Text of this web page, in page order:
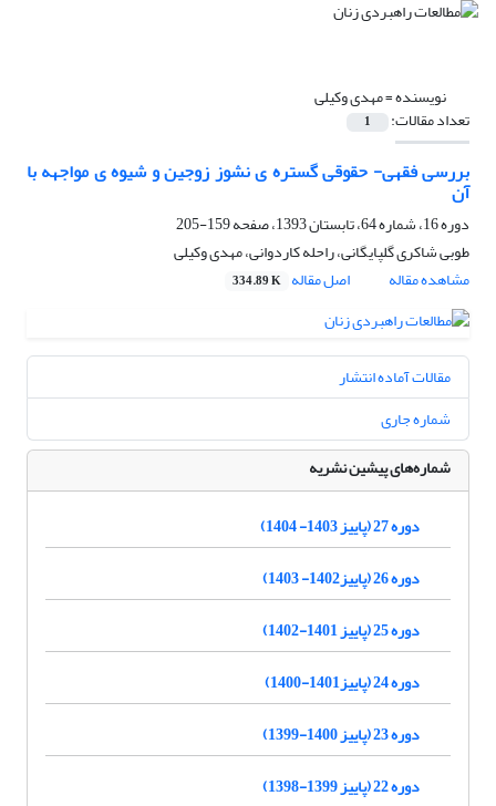
نویسنده =مهدی وکیلی
تعداد مقالات: 1
بررسی فقهی- حقوقی گستره ی نشوز زوجین و شیوه ی مواجهه با
آن
دوره 16، شماره 64، تابستان 1393، صفحه
159-205
طوبی شاکری گلپایگانی، راحله کاردوانی، مهدی وکیلی
مشاهده مقاله
اصل مقاله 334.89 K
مقالات آماده انتشار
شماره جاری
شماره‌های پیشین نشریه
دوره 27 (پاییز 1403- 1404)
دوره 26 (پاییز1402- 1403)
دوره 25 (پاییز 1401-1402)
دوره 24 (پاییز1401-1400)
دوره 23 (پاییز 1400-1399)
دوره 22 (پاییز 1399-1398)